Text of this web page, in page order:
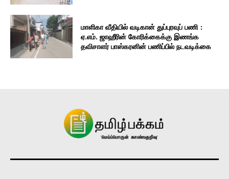
மாளிகா வீதியில் வடிகான் துப்புரவுப் பணி :
ஏ.எம். ஜாஹீரின் கோரிக்கைக்கு இணங்க
தவிசாளர் பாஸ்கரனின் பணிப்பில் நடவடிக்கை